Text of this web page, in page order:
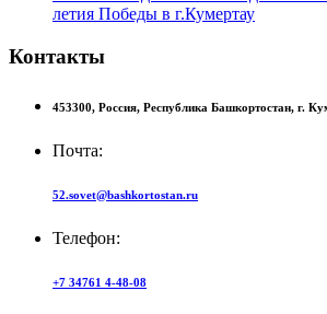
летия Победы в г.Кумертау
Контакты
453300, Россия, Республика Башкортостан, г.
Почта:
52.sovet@bashkortostan.ru
Телефон:
+7 34761 4-48-08